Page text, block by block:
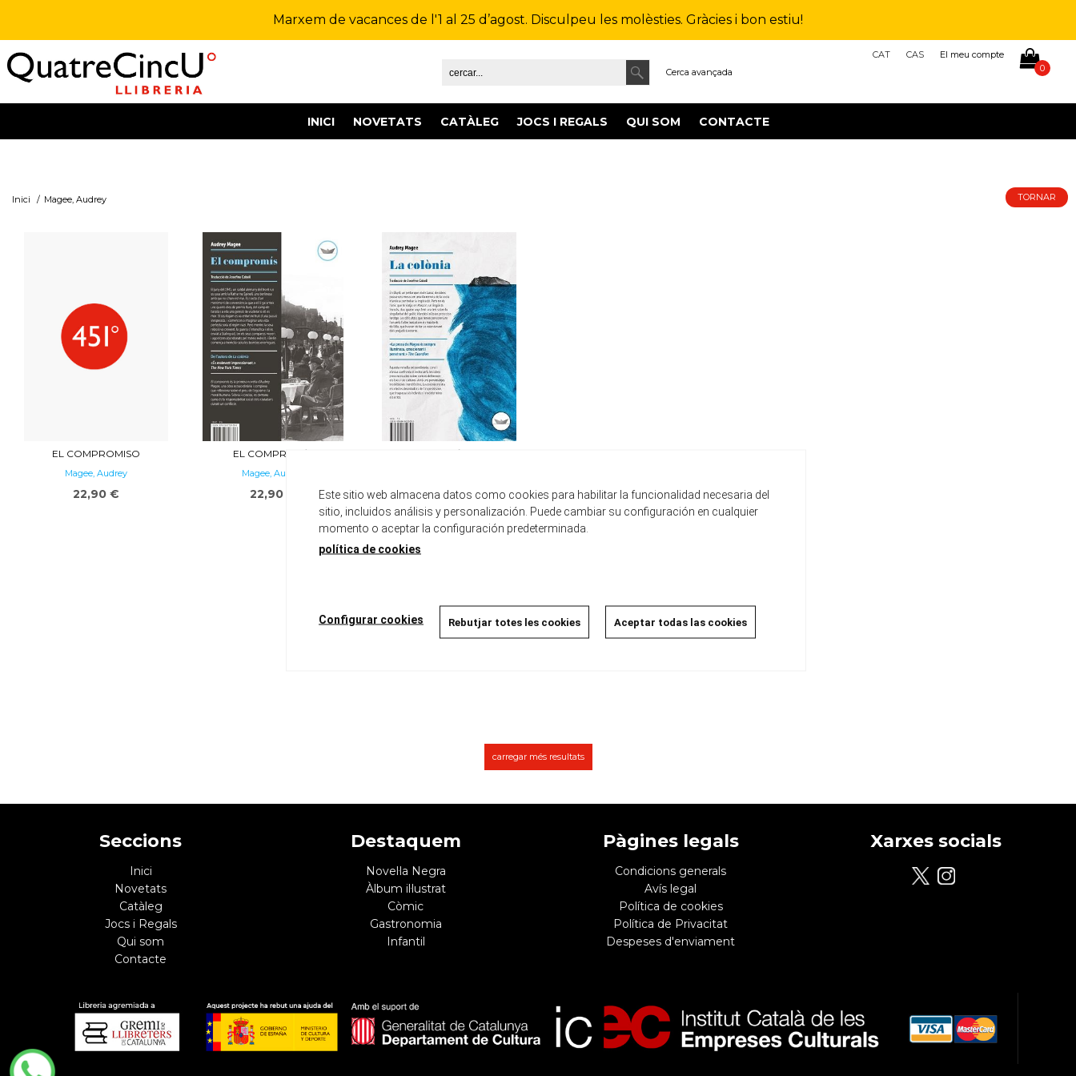
Marxem de vacances de l'1 al 25 d’agost. Disculpeu les molèsties. Gràcies i bon estiu!
CAT CAS
El meu compte
0
INICI NOVETATS CATÀLEG JOCS I REGALS QUI SOM CONTACTE
Cerca avançada
Inici / Magee, Audrey TORNAR
EL COMPROMISO
Magee, Audrey
22,90 €
EL COMPROMÍS
Magee, Audrey
22,90 €
LA COLÒNIA
23,90 €
carregar més resultats
Seccions
Inici
Novetats
Catàleg
Jocs i Regals
Qui som
Contacte
Destaquem
Novel·la Negra
Àlbum il·lustrat
Còmic
Gastronomia
Infantil
Pàgines legals
Condicions generals
Avís legal
Política de cookies
Política de Privacitat
Despeses d'enviament
Xarxes socials
Este sitio web almacena datos como cookies para habilitar la funcionalidad necesaria del
sitio, incluidos análisis y personalización. Puede cambiar su configuración en cualquier
momento o aceptar la configuración predeterminada.
política de cookies
Configurar cookies Rebutjar totes les cookies Aceptar todas las cookies